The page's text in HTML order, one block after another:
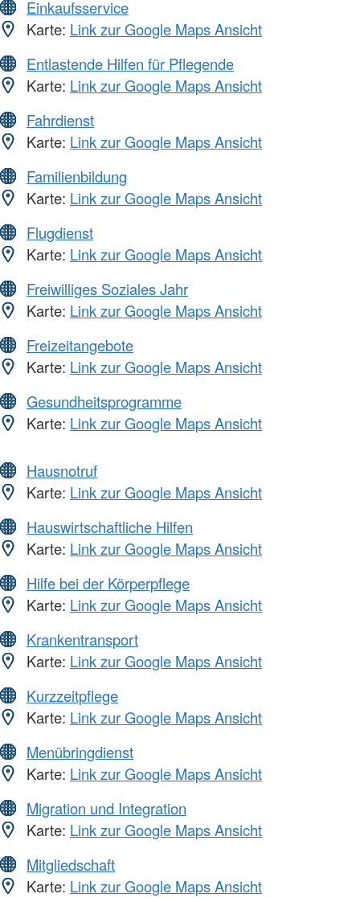
Einkaufsservice
Karte: Link zur Google Maps Ansicht
Entlastende Hilfen für Pflegende
Karte: Link zur Google Maps Ansicht
Fahrdienst
Karte: Link zur Google Maps Ansicht
Familienbildung
Karte: Link zur Google Maps Ansicht
Flugdienst
Karte: Link zur Google Maps Ansicht
Freiwilliges Soziales Jahr
Karte: Link zur Google Maps Ansicht
Freizeitangebote
Karte: Link zur Google Maps Ansicht
Gesundheitsprogramme
Karte: Link zur Google Maps Ansicht
Hausnotruf
Karte: Link zur Google Maps Ansicht
Hauswirtschaftliche Hilfen
Karte: Link zur Google Maps Ansicht
Hilfe bei der Körperpflege
Karte: Link zur Google Maps Ansicht
Krankentransport
Karte: Link zur Google Maps Ansicht
Kurzzeitpflege
Karte: Link zur Google Maps Ansicht
Menübringdienst
Karte: Link zur Google Maps Ansicht
Migration und Integration
Karte: Link zur Google Maps Ansicht
Mitgliedschaft
Karte: Link zur Google Maps Ansicht